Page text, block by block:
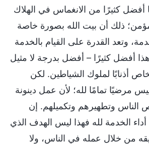
كثيرًا من الانغماس في الهلاك
ذلك أن بيت الله بصورة خاصة
وتعد القدرة على القيام بالخدمة
أفضل كثيرًا – أفضل بدرجة لا مثيل
أذنابًا لملوك الشياطين. لكن
مرضيًا تمامًا لله؛ لأن عمل دينونة
الناس وتطهيرهم وتكميلهم. إن
الخدمة لله فهذا ليس الهدف الذي
من خلال عمله في الناس، ولا